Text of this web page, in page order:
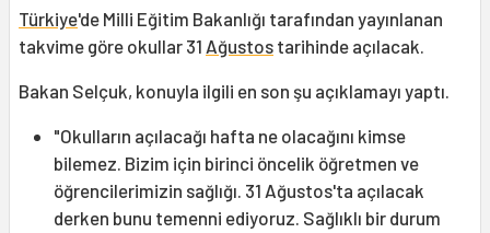
Türkiye'de Milli Eğitim Bakanlığı tarafından yayınlanan
takvime göre okullar 31 Ağustos tarihinde açılacak.
Bakan Selçuk, konuyla ilgili en son şu açıklamayı yaptı.
"Okulların açılacağı hafta ne olacağını kimse
bilemez. Bizim için birinci öncelik öğretmen ve
öğrencilerimizin sağlığı. 31 Ağustos'ta açılacak
derken bunu temenni ediyoruz. Sağlıklı bir durum